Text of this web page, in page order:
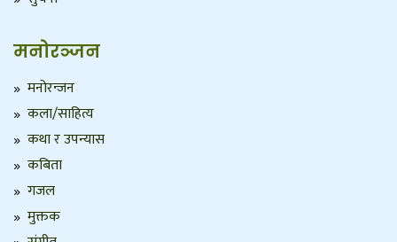
मनोरञ्जन
मनोरन्जन
कला/साहित्य
कथा र उपन्यास
कबिता
गजल
मुक्तक